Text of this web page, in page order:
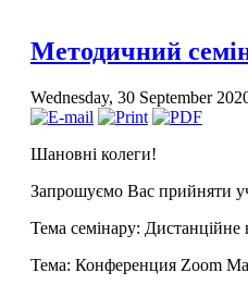
Методичний
Wednesday, 30 September
Шановні колеги!
Запрошуємо Вас прийняти
Тема семінару:
Тема: Конференция Zoom